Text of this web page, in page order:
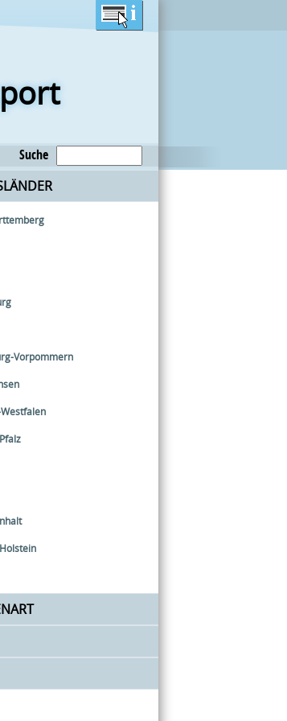
Suche
Vorpommern